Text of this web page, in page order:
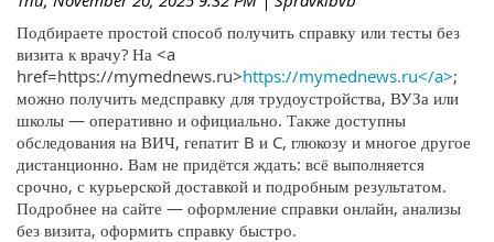
Подбираете простой способ получить справку или тесты без
визита к врачу? На <a
href=https://mymednews.ru>https://mymednews.ru</a>;
можно получить медсправку для трудоустройства, ВУЗа или
школы — оперативно и официально. Также доступны
обследования на ВИЧ, гепатит B и C, глюкозу и многое другое
дистанционно. Вам не придётся ждать: всё выполняется
срочно, с курьерской доставкой и подробным результатом.
Подробнее на сайте — оформление справки онлайн, анализы
без визита, оформить справку быстро.